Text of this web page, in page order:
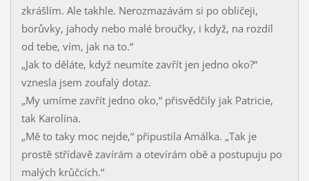
zkrášlím. Ale takhle. Nerozmazávám si po obličeji,
borůvky, jahody nebo malé broučky, i když, na rozdíl
od tebe, vím, jak na to.“
„Jak to děláte, když neumíte zavřít jen jedno oko?“
vznesla jsem zoufalý dotaz.
„My umíme zavřít jedno oko,“ přisvědčily jak Patricie,
tak Karolína.
„Mě to taky moc nejde,“ připustila Amálka. „Tak je
prostě střídavě zavírám a otevírám obě a postupuju po
malých krůčcích.“